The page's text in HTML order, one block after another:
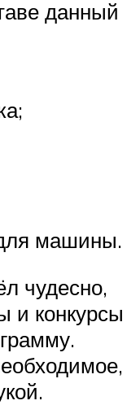
данный
машины.
чудесно,
и конкурсы